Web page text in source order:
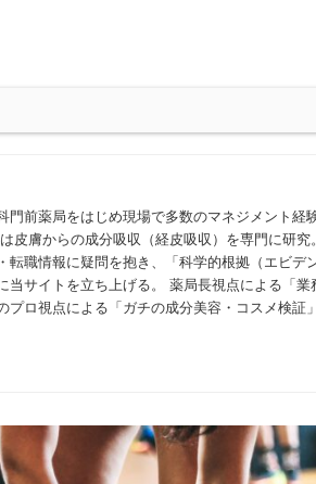
門前薬局をはじめ現場で多数のマネジメント経
皮膚からの成分吸収（経皮吸収）を専門に研究
転職情報に疑問を抱き、「科学的根拠（エビデ
当サイトを立ち上げる。 薬局長視点による「業
プロ視点による「ガチの成分美容・コスメ検証